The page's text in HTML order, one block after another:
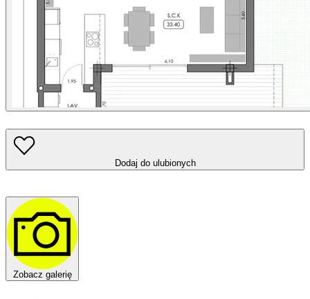
Dodaj do ulubionych
Zobacz galerię